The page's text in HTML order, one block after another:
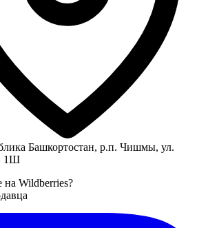
Башкортостан, р.п. Чишмы, ул.
1Ш
на Wildberries?